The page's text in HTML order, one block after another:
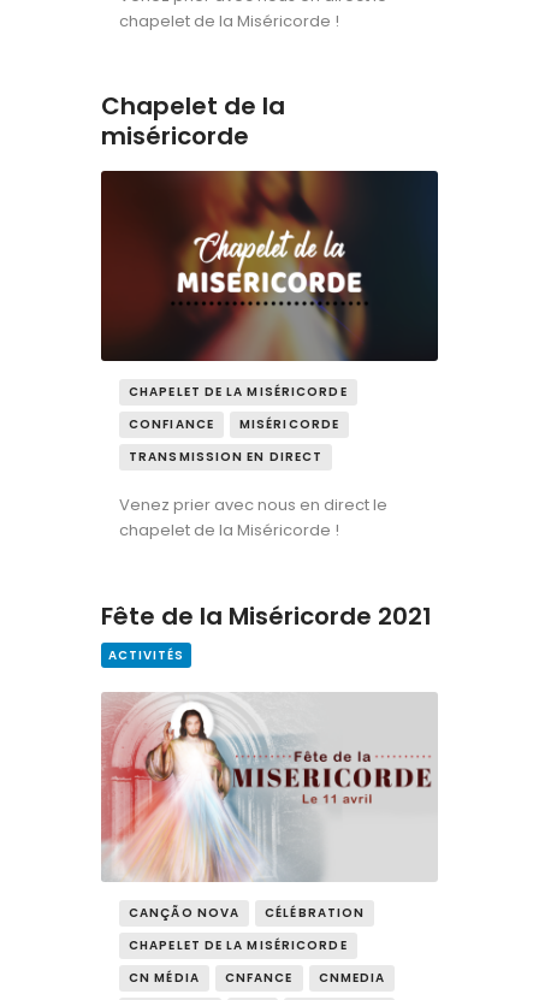
chapelet de la Miséricorde !
Chapelet de la
miséricorde
CHAPELET DE LA MISÉRICORDE
CONFIANCE
MISÉRICORDE
TRANSMISSION EN DIRECT
Venez prier avec nous en direct le
chapelet de la Miséricorde !
Fête de la Miséricorde 2021
ACTIVITÉS
CANÇÃO NOVA
CÉLÉBRATION
CHAPELET DE LA MISÉRICORDE
CN MÉDIA
CNFANCE
CNMEDIA